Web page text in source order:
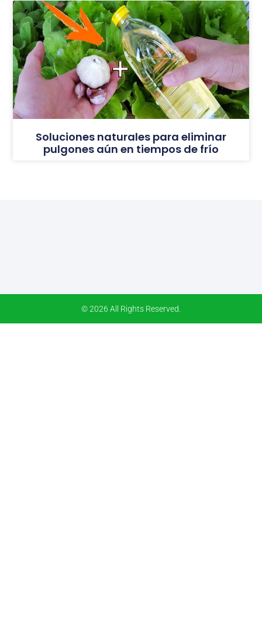
Soluciones naturales para eliminar
pulgones aún en tiempos de frío
© 2026 All Rights Reserved.